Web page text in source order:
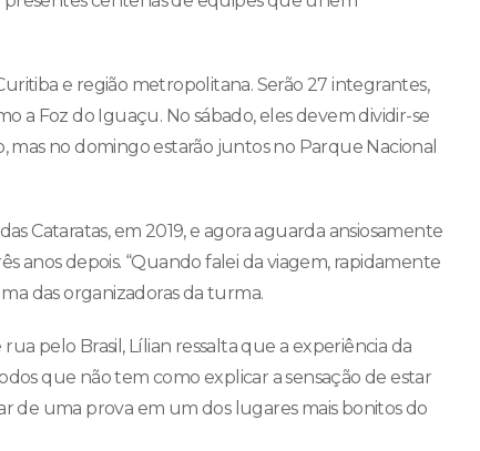
e região metropolitana. Serão 27 integrantes,
a Foz do Iguaçu. No sábado, eles devem dividir-se
mas no domingo estarão juntos no Parque Nacional
Cataratas, em 2019, e agora aguarda ansiosamente
anos depois. “Quando falei da viagem, rapidamente
das organizadoras da turma.
pelo Brasil, Lílian ressalta que a experiência da
que não tem como explicar a sensação de estar
de uma prova em um dos lugares mais bonitos do